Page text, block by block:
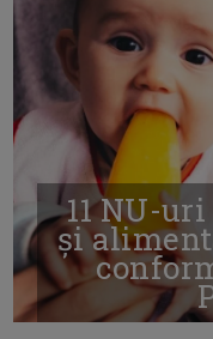
11 NU-
și